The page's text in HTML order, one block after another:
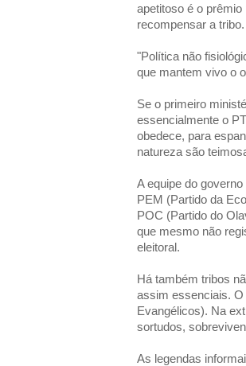
apetitoso é o
recompensar a tribo.
"Política não
que mantem vivo o
Se o primeiro
essencialmente o
obedece, para
natureza são
A equipe do
PEM (Partido da
POC (Partido do
que mesmo não
eleitoral.
Há também tribos
assim essenciais. O
Evangélicos). Na
sortudos,
As legendas